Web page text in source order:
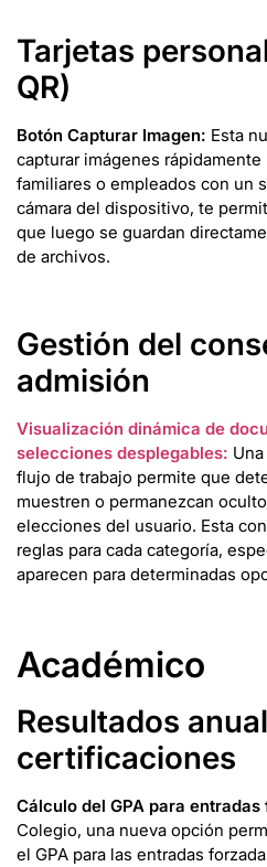
Tarjetas
QR)
Botón Capturar Imagen: Esta
capturar imágenes
familiares o empleados con un
cámara del dispositivo, te
que luego se guardan
de archivos.
Gestión del
admisión
Visualización dinámica de
selecciones desplegables:
flujo de trabajo permite que
muestren o permanezcan
elecciones del usuario. Esta
reglas para cada categoría,
aparecen para determinadas
Académico
Resultados
certificaciones
Cálculo del GPA para entradas
Colegio, una nueva opción
el GPA para las entradas